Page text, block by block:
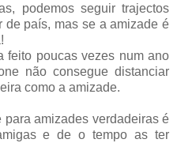
podemos seguir trajectos
de país, mas se a amizade é
feito poucas vezes num ano
não consegue distanciar
como a amizade.
para amizades verdadeiras é
e de o tempo as ter